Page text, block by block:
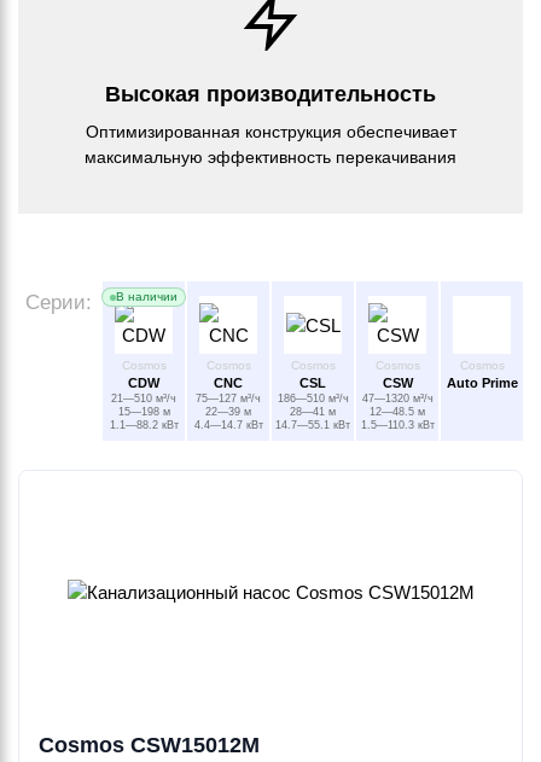
Высокая производительность
Оптимизированная конструкция обеспечивает
максимальную эффективность перекачивания
Серии: В наличии
Cosmos
CDW
21—510 м³/ч
15—198 м
1.1—88.2 кВт
Cosmos
CNC
75—127 м³/ч
22—39 м
4.4—14.7 кВт
Cosmos
CSL
186—510 м³/ч
28—41 м
14.7—55.1 кВт
Cosmos
CSW
47—1320 м³/ч
12—48.5 м
1.5—110.3 кВт
Cosmos
Auto Prime
Cosmos CSW15012M